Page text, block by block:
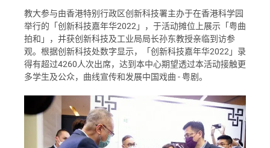
教大参与由香港特别行政区创新科技署主办于在香港科学园
举行的「创新科技嘉年华2022」，于活动摊位上展示「粤曲
拍和」，并获创新科技及工业局局长孙东教授亲临到访参
观。根据创新科技处数字显示，「创新科技嘉年华2022」录
得有超过4260人次出席，达到本中心期望透过本活动接触更
多学生及公众，曲线宣传和发展中国戏曲 - 粤剧。